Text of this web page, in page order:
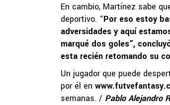
En cambio, Martínez sabe
deportivo. “Por eso estoy
adversidades y aquí
marqué dos goles”,
esta recién retomando su
Un jugador que puede
por él en
semanas. / Pablo Alejandro